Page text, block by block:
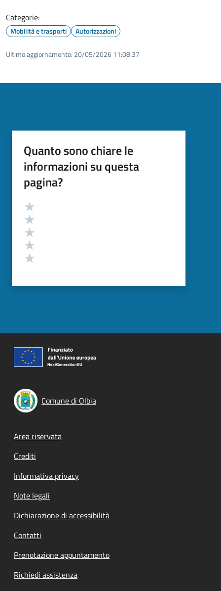
Categorie:
Mobilità e trasporti Autorizzazioni
Ultimo aggiornamento: 20/05/2026 11:08.37
Quanto sono chiare le
informazioni su questa
pagina?
Valutazione
Comune di Olbia
Footer menu
Area riservata
Crediti
Informativa privacy
Note legali
Dichiarazione di accessibilità
Contatti
Prenotazione appuntamento
Richiedi assistenza